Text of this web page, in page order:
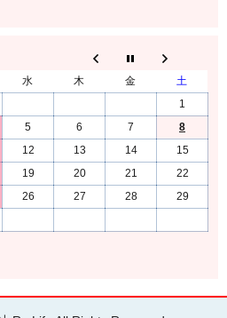
水 木 金
土
1
5 6 7
8
12 13 14
15
19 20 21
22
26 27 28
29